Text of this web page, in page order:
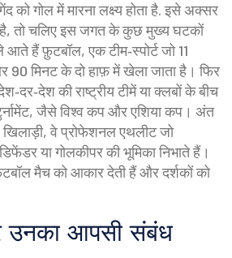
को गोल में मारना लक्ष्य होता है. इसे अक्सर
है, तो चलिए इस जगत के कुछ मुख्य घटकों
आते हैंफ़ुटबॉल,एक टीम‑स्पोर्ट जो 11
90 मिनट के दो हाफ़ में खेला जाता है । फिर
की राष्ट्रीय टीमें या क्लबों के बीच
जैसे विश्व कप और एशिया कप । अंत
,वे प्रोफेशनल एथलीट जो
या गोलकीपर की भूमिका निभाते हैं।
मैच को आकार देती हैं और दर्शकों को
उनका आपसी संबंध